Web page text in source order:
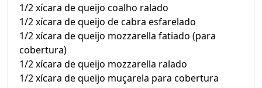
1/2 xícara de queijo coalho ralado
1/2 xícara de queijo de cabra esfarelado
1/2 xícara de queijo mozzarella fatiado (para
cobertura)
1/2 xícara de queijo mozzarella ralado
1/2 xícara de queijo muçarela para cobertura